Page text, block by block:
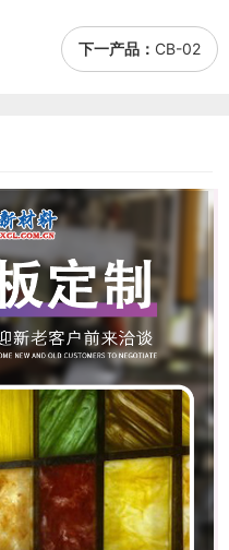
下一产品： CB-02